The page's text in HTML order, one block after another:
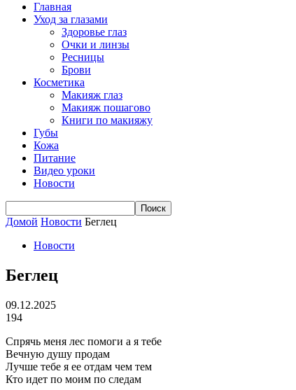
Главная
Уход за глазами
Здоровье глаз
Очки и линзы
Ресницы
Брови
Косметика
Макияж глаз
Макияж пошагово
Книги по макияжу
Губы
Кожа
Питание
Видео уроки
Новости
Домой Новости Беглец
Новости
Беглец
09.12.2025
194
Спрячь меня лес помоги а я тебе
Вечную душу продам
Лучше тебе я ее отдам чем тем
Кто идет по моим по следам